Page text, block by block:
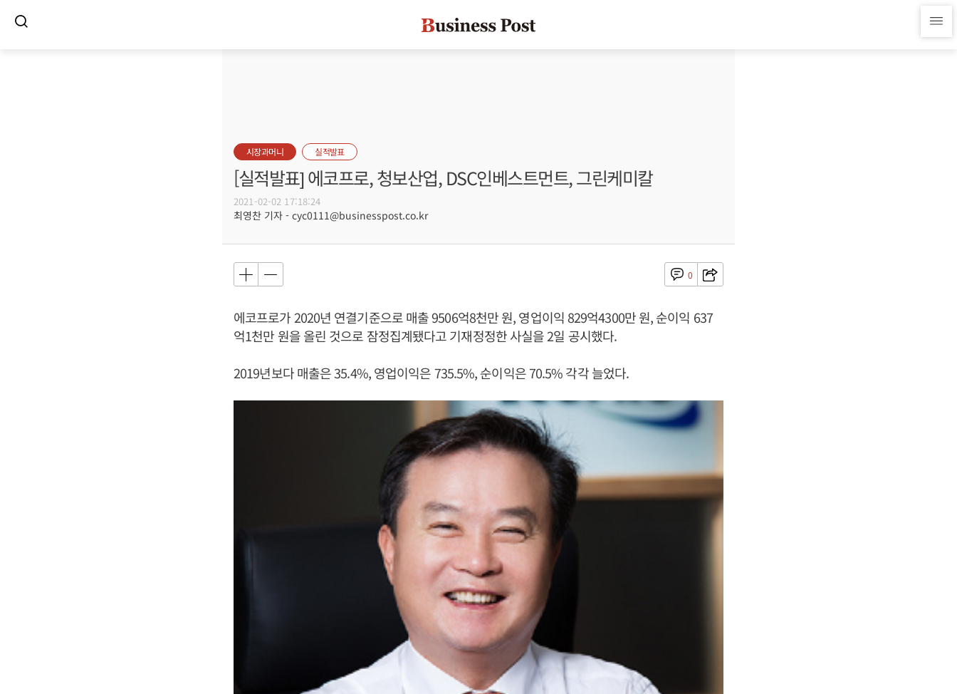
시장과머니 실적발표
[실적발표] 에코프로, 청보산업, DSC인베스트먼트, 그린케미칼
2021-02-02 17:18:24
최영찬 기자 - cyc0111@businesspost.co.kr
0
에코프로가 2020년 연결기준으로 매출 9506억8천만 원, 영업이익 829억4300만 원, 순이익 637
억1천만 원을 올린 것으로 잠정집계됐다고 기재정정한 사실을 2일 공시했다.
2019년보다 매출은 35.4%, 영업이익은 735.5%, 순이익은 70.5% 각각 늘었다.